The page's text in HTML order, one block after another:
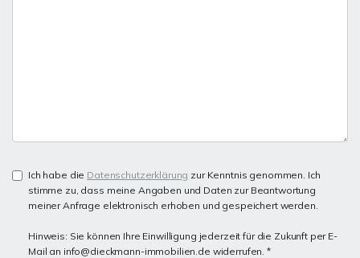
Ich habe die Datenschutzerklärung zur Kenntnis genommen. Ich
stimme zu, dass meine Angaben und Daten zur Beantwortung
meiner Anfrage elektronisch erhoben und gespeichert werden.
Hinweis: Sie können Ihre Einwilligung jederzeit für die Zukunft per E-
Mail an info@dieckmann-immobilien.de widerrufen. *